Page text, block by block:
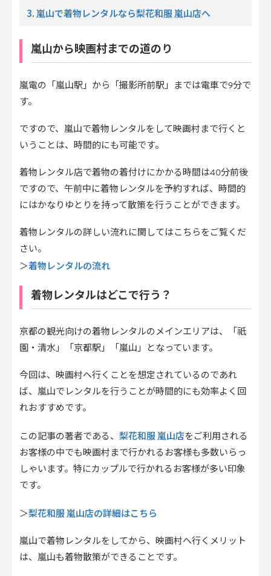
3. 嵐山で着物レンタルなら梨花和服 嵐山店へ
嵐山から映画村までの道のり
嵐電の「嵐山駅」から「撮影所前駅」までは電車で9分で
す。
ですので、嵐山で着物レンタルをして映画村まで行くと
いうことは、時間的にも可能です。
着物レンタル店で着物の着付けにかかる時間は40分前後
ですので、午前中に着物レンタルを予約すれば、時間的
にはかなりゆとりを持って散策を行うことができます。
着物レンタルの詳しい流れに関してはこちらをご覧くだ
さい。
＞着物レンタルの流れ
着物レンタルはどこで行う？
京都の観光向けの着物レンタルのメインエリアは、「祇
園・清水」「京都駅」「嵐山」となっています。
今回は、映画村へ行くことを想定されているのであれ
ば、嵐山でレンタルを行うことが時間的にも効率よく回
れおすすめです。
この記事の著者である、 梨花和服 嵐山店をご利用される
お客様の中でも映画村まで行かれるお客様も多数いらっ
しゃいます。特にカップルで行かれるお客様が多い印象
です。
＞梨花和服 嵐山店の詳細はこちら
嵐山で着物レンタルをしてから、映画村へ行くメリット
は、嵐山も着物散策ができることです。